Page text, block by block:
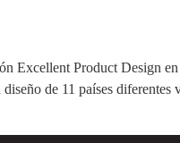
Excellent Product Design
de 11 países